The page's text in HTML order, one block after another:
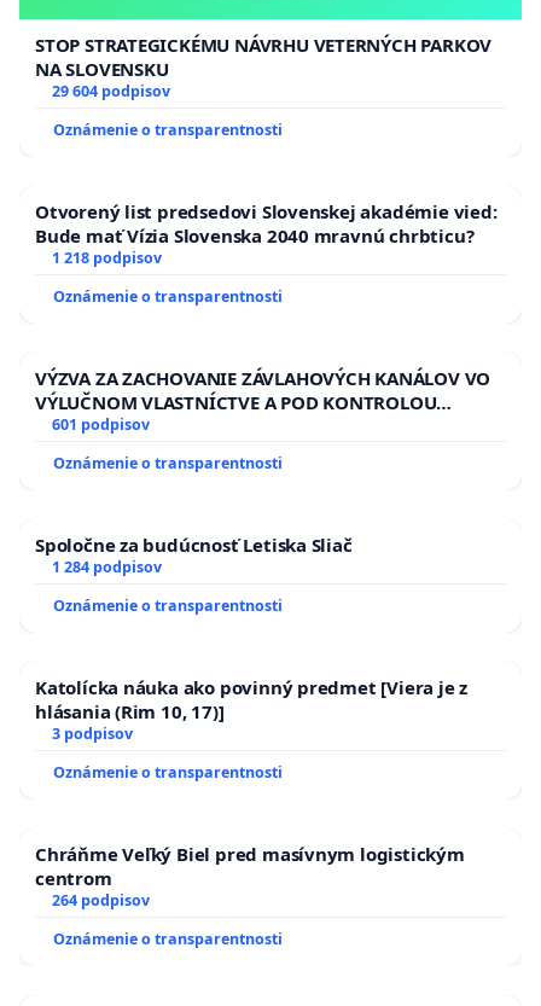
STOP STRATEGICKÉMU NÁVRHU VETERNÝCH PARKOV
NA SLOVENSKU
29 604 podpisov
Oznámenie o transparentnosti
Otvorený list predsedovi Slovenskej akadémie vied:
Bude mať Vízia Slovenska 2040 mravnú chrbticu?
1 218 podpisov
Oznámenie o transparentnosti
VÝZVA ZA ZACHOVANIE ZÁVLAHOVÝCH KANÁLOV VO
VÝLUČNOM VLASTNÍCTVE A POD KONTROLOU
SLOVENSKEJ REPUBLIKY & žiadosť na riešenie
kanálov na Slovensku
601 podpisov
Oznámenie o transparentnosti
Spoločne za budúcnosť Letiska Sliač
1 284 podpisov
Oznámenie o transparentnosti
Katolícka náuka ako povinný predmet [Viera je z
hlásania (Rim 10, 17)]
3 podpisov
Oznámenie o transparentnosti
Chráňme Veľký Biel pred masívnym logistickým
centrom
264 podpisov
Oznámenie o transparentnosti